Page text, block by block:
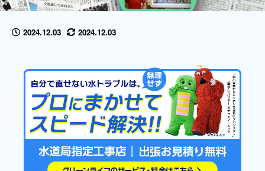
2024.12.03 2024.12.03